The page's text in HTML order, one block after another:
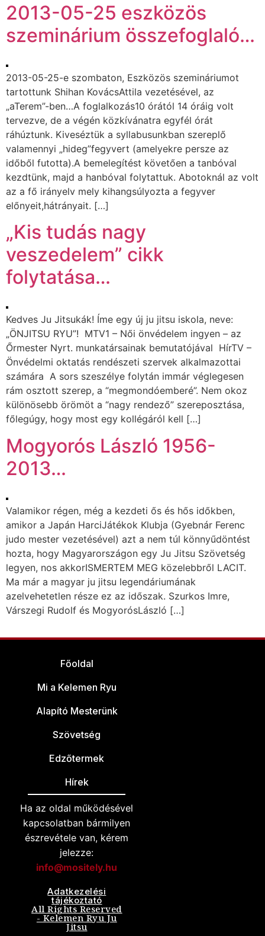
2013-05-25 eszközös
szeminárium összefoglaló…
2013-05-25-e szombaton, Eszközös szemináriumot
tartottunk Shihan KovácsAttila vezetésével, az
„aTerem”-ben…A foglalkozás10 órától 14 óráig volt
tervezve, de a végén közkívánatra egyfél órát
ráhúztunk. Kiveséztük a syllabusunkban szereplő
valamennyi „hideg”fegyvert (amelyekre persze az
időből futotta).A bemelegítést követően a tanbóval
kezdtünk, majd a hanbóval folytattuk. Abotoknál az volt
az a fő irányelv mely kihangsúlyozta a fegyver
előnyeit,hátrányait. […]
„Kis tudás nagy
veszedelem” cikk
folytatása…
Kedves Ju Jitsukák! Íme egy új ju jitsu iskola, neve:
„ÖNJITSU RYU”! MTV1 – Női önvédelem ingyen – az
Őrmester Nyrt. munkatársainak bemutatójával HírTV –
Önvédelmi oktatás rendészeti szervek alkalmazottai
számára A sors szeszélye folytán immár véglegesen
rám osztott szerep, a “megmondóemberé”. Nem okoz
különösebb örömöt a “nagy rendező” szereposztása,
főlegúgy, hogy most egy kollégáról kell […]
Mogyorós László 1956-
2013…
Valamikor régen, még a kezdeti ős és hős időkben,
amikor a Japán HarciJátékok Klubja (Gyebnár Ferenc
judo mester vezetésével) azt a nem túl könnyűdöntést
hozta, hogy Magyarországon egy Ju Jitsu Szövetség
legyen, nos akkorISMERTEM MEG közelebbről LACIT.
Ma már a magyar ju jitsu legendáriumának
azelvehetetlen része ez az időszak. Szurkos Imre,
Várszegi Rudolf és MogyorósLászló […]
Főoldal
Mi a Kelemen Ryu
Alapító Mesterünk
Szövetség
Edzőtermek
Hírek
Ha az oldal működésével
kapcsolatban bármilyen
észrevétele van, kérem
jelezze:
info@mositely.hu
Adatkezelési
tájékoztató
All Rights Reserved
- Kelemen Ryu Ju
Jitsu